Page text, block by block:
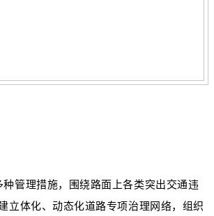
管理措施，围绕路面上各类突出交通违
立体化、动态化道路专项治理网络，组织